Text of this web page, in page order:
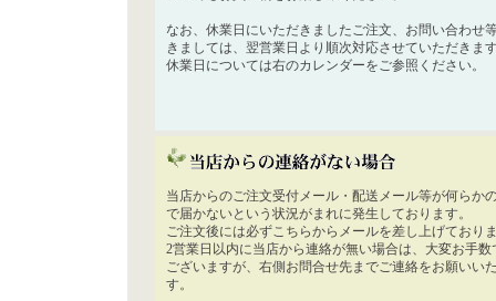
なお、休業日にいただきましたご注文、お問い合わせ
きましては、翌営業日より順次対応させていただきま
休業日については右のカレンダーをご参照ください。
当店からのご注文受付メール・配送メール等が何らか
で届かないという状況がまれに発生しております。
ご注文後には必ずこちらからメールを差し上げており
2営業日以内に当店から連絡が無い場合は、大変お手数
ございますが、右側お問合せ先までご連絡をお願いい
す。